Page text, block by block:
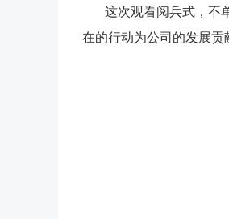
这次观看阅兵式，不
在的行动为公司的发展贡